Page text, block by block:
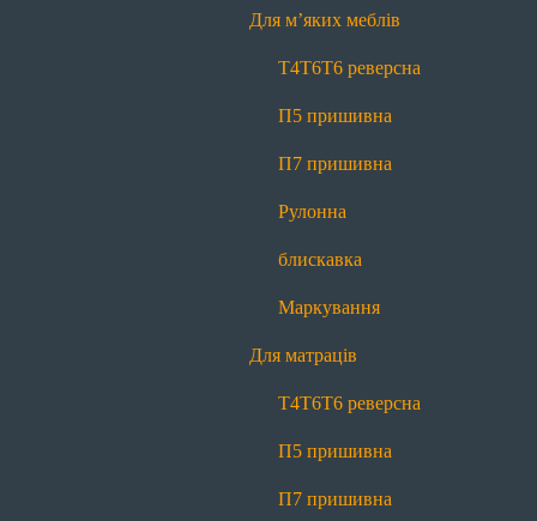
Для м’яких меблів
Т4Т6Т6 реверсна
П5 пришивна
П7 пришивна
Рулонна
блискавка
Маркування
Для матраців
Т4Т6Т6 реверсна
П5 пришивна
П7 пришивна
Т6 реверсна П5 пришивна
Рулонна блискавка
Т6 реверсна
Рулонна блискавка
Для постільної білизни
Т6 реверсна П7 пришивна
Рулонна блискавка